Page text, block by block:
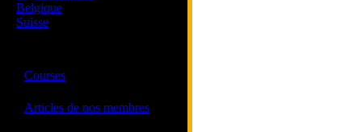
Belgique
Suisse
Courses
Articles de nos membres